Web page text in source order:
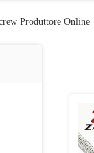
Produttore Online